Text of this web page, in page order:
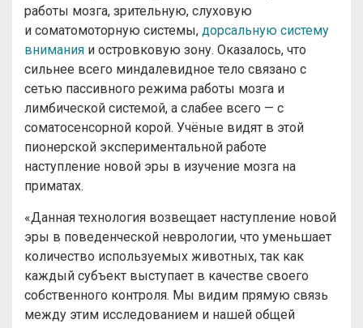
работы мозга, зрительную, слуховую
и соматомоторную системы, дорсальную систему
внимания и островковую зону. Оказалось, что
сильнее всего миндалевидное тело связано с
сетью пассивного режима работы мозга и
лимбической системой, а слабее всего — с
соматосенсорной корой. Учёные видят в этой
пионерской экспериментальной работе
наступление новой эры в изучение мозга на
приматах.
«Данная технология возвещает наступление новой
эры в поведенческой неврологии, что уменьшает
количество используемых животных, так как
каждый субъект выступает в качестве своего
собственного контроля. Мы видим прямую связь
между этим исследованием и нашей общей